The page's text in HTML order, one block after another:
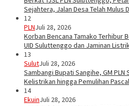
Sejahtera, Jalan Desa Telah Mulus
12
PLNJuli 28, 2026
Korban Bencana Tamako Terhibur
UID Suluttenggo dan Jaminan
13
SulutJuli 28, 2026
Sambangi Bupati Sangihe, GM
Kelistrikan hingga Pemulihan
14
EkuinJuli 28, 2026